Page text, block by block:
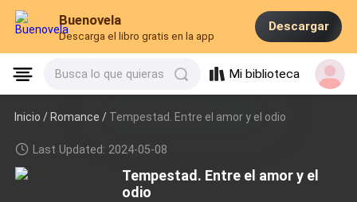
Buenovela
Descarga el libro gratis en la app
Descargar
Busca lo que quieras Mi biblioteca
Inicio /Romance / Tempestad. Entre el amor y el odio
Last Updated: 2024-05-08
Tempestad. Entre el amor y el
odio